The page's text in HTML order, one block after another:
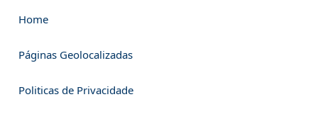
Home
Páginas Geolocalizadas
Politicas de Privacidade